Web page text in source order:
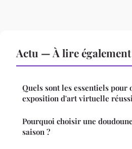
Actu — À lire également
Quels sont les essentiels pour
exposition d'art virtuelle
Pourquoi choisir une
saison ?